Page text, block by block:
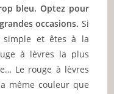
bleu. Optez pour
occasions. Si
simple et êtes à la
à lèvres la plus
Le rouge à lèvres
même couleur que